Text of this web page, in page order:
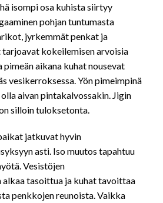
isompi osa kuhista siirtyy
pohjan tuntumasta
jyrkemmät penkat ja
tarjoavat kokeilemisen arvoisia
aikana kuhat nousevat
vesikerroksessa. Yön pimeimpinä
aivan pintakalvossakin. Jigin
silloin tuloksetonta.
jatkuvat hyvin
asti. Iso muutos tapahtuu
Vesistöjen
tasoittua ja kuhat tavoittaa
penkkojen reunoista. Vaikka